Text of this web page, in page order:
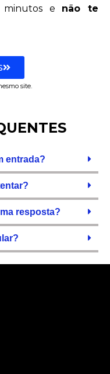
e não te
site.
entrada?
resposta?